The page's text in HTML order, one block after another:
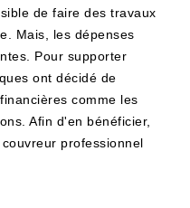
de faire des travaux
Mais, les dépenses
Pour supporter
ont décidé de
comme les
Afin d'en bénéficier,
professionnel